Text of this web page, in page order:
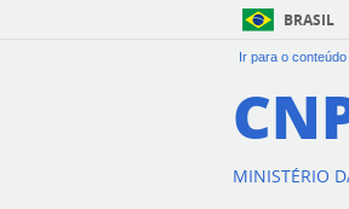
BRASIL
Ir para o conteúdo
MINISTÉRIO